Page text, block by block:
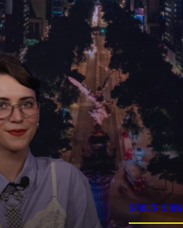
SPOILER SHOW